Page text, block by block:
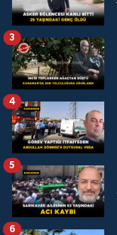
3
4
5
6